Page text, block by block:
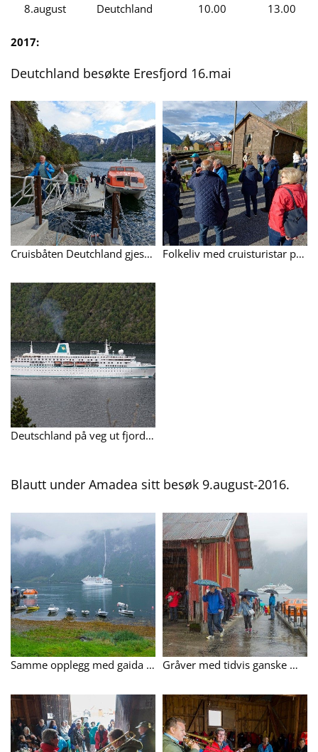
8.august
Deutchland 10.00 13.00
2017:
Deutchland besøkte Eresfjord 16.mai
Cruisbåten Deutchland gjesta Nauste i Eresfjord 16.mai. Dette var det einaste skipet i 2017. Folkeliv med cruisturistar på kaia.
Deutschland på veg ut fjorden etter å ha gjesta Eresfjord 16.mai 2017.
Blautt under Amadea sitt besøk 9.august-2016.
Samme opplegg med gaida bussturar som da Amadea var her 7.juni. Blant anna ferjetur på Eikesdalsvatnet. Gråver med tidvis ganske mykje regn. Men god steming med musikk og salg av kaffe og varme vafler. I tillegg hadde Eira Husflid salgsbod på kaia.